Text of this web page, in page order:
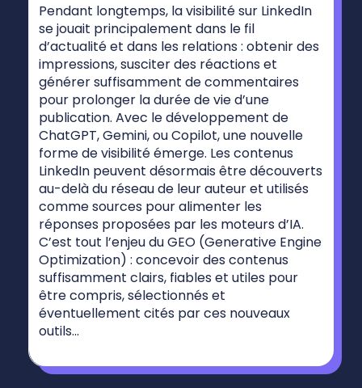
Pendant longtemps, la visibilité sur LinkedIn
se jouait principalement dans le fil
d’actualité et dans les relations : obtenir des
impressions, susciter des réactions et
générer suffisamment de commentaires
pour prolonger la durée de vie d’une
publication. Avec le développement de
ChatGPT, Gemini, ou Copilot, une nouvelle
forme de visibilité émerge. Les contenus
LinkedIn peuvent désormais être découverts
au-delà du réseau de leur auteur et utilisés
comme sources pour alimenter les
réponses proposées par les moteurs d’IA.
C’est tout l’enjeu du GEO (Generative Engine
Optimization) : concevoir des contenus
suffisamment clairs, fiables et utiles pour
être compris, sélectionnés et
éventuellement cités par ces nouveaux
outils...